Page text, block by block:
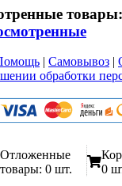
| Самовывоз |
обработки
Отложенные
товары: 0 шт.
0